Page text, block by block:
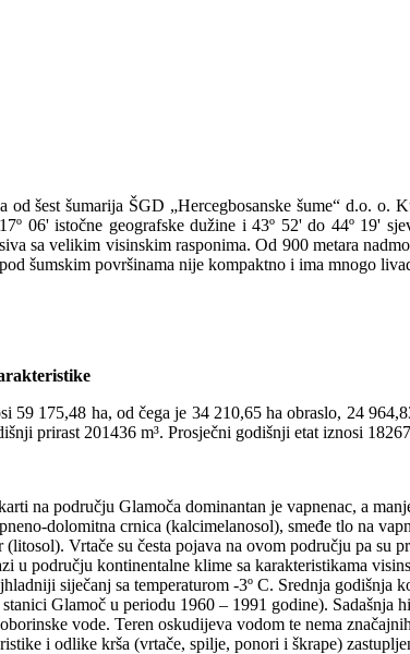
od šest šumarija ŠGD „Hercegbosanske šume“ d.o.
06' istočne geografske dužine i 43º 52' do 44º 19'
sa velikim visinskim rasponima. Od 900 metara
šumskim površinama nije kompaktno i ima mnogo
59 175,48 ha, od čega je 34 210,65 ha obraslo, 24
prirast 201436 m³. Prosječni godišnji etat iznosi
na području Glamoča dominantan je vapnenac, a
dolomitna crnica (kalcimelanosol), smeđe tlo na
Vrtače su česta pojava na ovom području pa su
u području kontinentalne klime sa karakteristikama
siječanj sa temperaturom -3º C. Srednja
Glamoč u periodu 1960 – 1991 godine).
vode. Teren oskudijeva vodom te nema
i odlike krša (vrtače, spilje, ponori i škrape)